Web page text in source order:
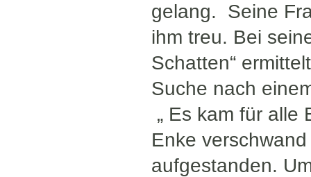
gelang. Seine
ihm treu. Bei
Schatten“
Suche nach
„ Es kam für alle
Enke
aufgestanden.